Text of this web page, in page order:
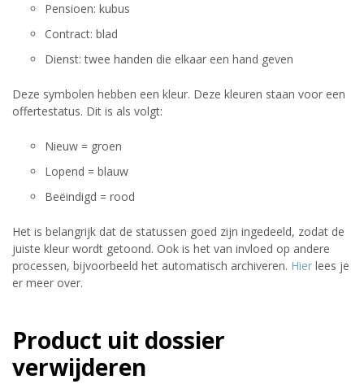
Pensioen: kubus
Contract: blad
Dienst: twee handen die elkaar een hand geven
Deze symbolen hebben een kleur. Deze kleuren staan voor een
offertestatus. Dit is als volgt:
Nieuw = groen
Lopend = blauw
Beëindigd = rood
Het is belangrijk dat de statussen goed zijn ingedeeld, zodat de
juiste kleur wordt getoond. Ook is het van invloed op andere
processen, bijvoorbeeld het automatisch archiveren. Hier lees je
er meer over.
Product uit dossier
verwijderen